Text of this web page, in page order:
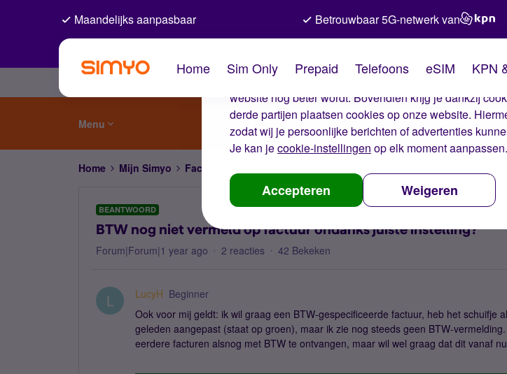
De cookies van Simyo
Wij gebruiken cookies op onze website. Met deze
website nog beter wordt. Bovendien krijg je dankzij
derde partijen plaatsen cookies op onze website.
zodat wij je persoonlijke berichten of advertenties
Je kan jecookie-instellingen op elk moment
Accepteren Weigeren
Maandelijks aanpasbaar Betrouwbaar 5G-netwerk van
Home Sim Only Prepaid Telefoons eSIM KPN
Menu
Home Mijn Simyo Factuur en betalen
BEANTWOORD
BTW nog niet vermeld op factuur ondanks juiste instelling?
Forum|Forum|1 year ago 2 reacties 42 Bekeken
L LucyH Beginner
Ook voor mij geldt: ik wil graag een BTW-gespecificeerde factuur, heb het schuifje
geleden aangepast (staat op groen), maar ik zie nog steeds geen BTW-
eerdere facturen alsnog met BTW te ontvangen, maar wil wel graag dat dit vanaf